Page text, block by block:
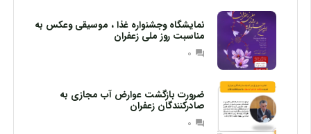
نمایشگاه وجشنواره غذا ، موسیقی وعکس به
مناسبت روز ملی زعفران
question_answer
0
ضرورت بازگشت عوارض آب مجازی به
صادرکنندگان زعفران
question_answer
0